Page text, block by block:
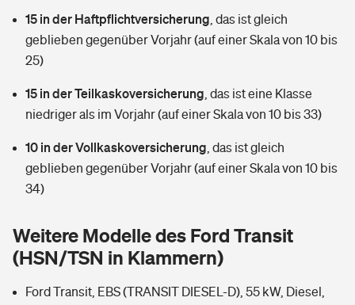
Wer versichert was: Jetzt Versicherer finden
Sie haben Fragen?
Mietkautionsversicherung
Restkreditversicherung
Tools
Hochwasser-Check: Wie gefährdet ist Ihr Haus?
Kinderinvalidität
Hundehalter-Haftpflicht
Handyversicherung
Private Cyberversicherung
Tierkrankenversicherung
Zur Übersicht
Tools
Wer versichert was: Jetzt Versicherer finden
Rentenrechner: Wie viel Geld bekomme ich im Alter?
15 in der Haftpflichtversicherung das ist gleich
geblieben gegenüber Vorjahr (auf einer Skala von 10 bis
25)
15 in der Teilkaskoversicherung das ist eine Klasse
niedriger als im Vorjahr (auf einer Skala von 10 bis 33)
10 in der Vollkaskoversicherung das ist gleich
geblieben gegenüber Vorjahr (auf einer Skala von 10 bis
34)
Weitere Modelle des Ford Transit
(HSN/TSN in Klammern)
Ford Transit, EBS (TRANSIT DIESEL-D), 55 kW, Diesel,